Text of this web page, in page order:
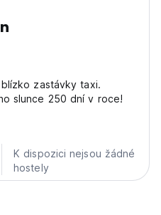
zastávky taxi.
slunce 250 dní v roce!
K dispozici nejsou žádné
hostely